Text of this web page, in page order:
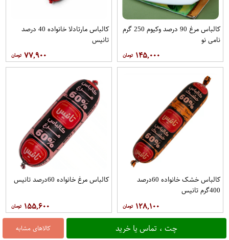
کالاهای مشابه چت ، تماس یا خرید
کالباس مرغ 90 درصد وکیوم 250 گرم
نامی نو
۱۴۵,۰۰۰
کالباس مارتادلا خانواده 40 درصد
تانیس
۷۷,۹۰۰
کالباس خشک خانواده 60درصد
400گرم تانیس
۱۲۸,۱۰۰
کالباس مرغ خانواده 60درصد تانیس
۱۵۵,۶۰۰